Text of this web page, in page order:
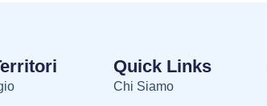
Quick Links
Chi Siamo